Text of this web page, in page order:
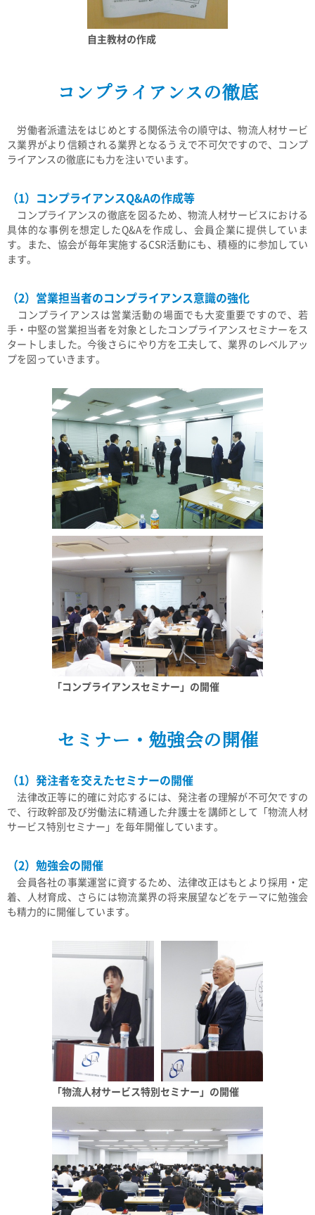
自主教材の作成
コンプライアンスの徹底
労働者派遣法をはじめとする関係法令の順守は、物流人材サービ
ス業界がより信頼される業界となるうえで不可欠ですので、コンプ
ライアンスの徹底にも力を注いでいます。
（1）コンプライアンスQ&Aの作成等
コンプライアンスの徹底を図るため、物流人材サービスにおける
具体的な事例を想定したQ&Aを作成し、会員企業に提供していま
す。また、協会が毎年実施するCSR活動にも、積極的に参加してい
ます。
（2）営業担当者のコンプライアンス意識の強化
コンプライアンスは営業活動の場面でも大変重要ですので、若
手・中堅の営業担当者を対象としたコンプライアンスセミナーをス
タートしました。今後さらにやり方を工夫して、業界のレベルアッ
プを図っていきます。
「コンプライアンスセミナー」の開催
セミナー・勉強会の開催
（1）発注者を交えたセミナーの開催
法律改正等に的確に対応するには、発注者の理解が不可欠ですの
で、行政幹部及び労働法に精通した弁護士を講師として「物流人材
サービス特別セミナー」を毎年開催しています。
（2）勉強会の開催
会員各社の事業運営に資するため、法律改正はもとより採用・定
着、人材育成、さらには物流業界の将来展望などをテーマに勉強会
も精力的に開催しています。
「物流人材サービス特別セミナー」の開催